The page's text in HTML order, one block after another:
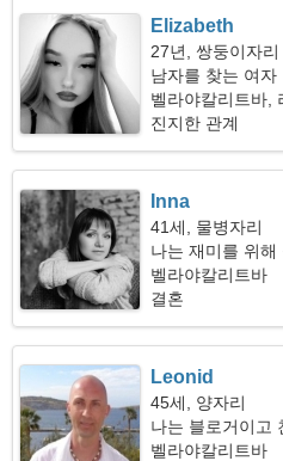
Elizabeth
27년, 쌍둥이자리
남자를 찾는 여자
벨라야칼리트바,
진지한 관계
Inna
41세, 물병자리
나는 재미를 위
벨라야칼리트바
결혼
Leonid
45세, 양자리
나는 블로거이고
벨라야칼리트바